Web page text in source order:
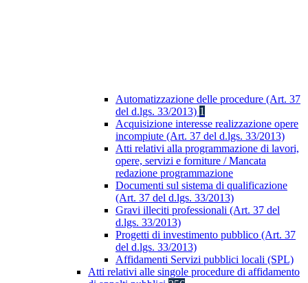
Automatizzazione delle procedure (Art. 37
del d.lgs. 33/2013) 1
Acquisizione interesse realizzazione opere
incompiute (Art. 37 del d.lgs. 33/2013)
Atti relativi alla programmazione di lavori,
opere, servizi e forniture / Mancata
redazione programmazione
Documenti sul sistema di qualificazione
(Art. 37 del d.lgs. 33/2013)
Gravi illeciti professionali (Art. 37 del
d.lgs. 33/2013)
Progetti di investimento pubblico (Art. 37
del d.lgs. 33/2013)
Affidamenti Servizi pubblici locali (SPL)
Atti relativi alle singole procedure di affidamento